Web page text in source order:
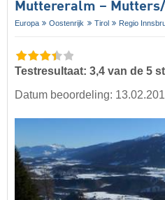
Muttereralm –
Europa Oostenrijk Tirol Regio
Testresultaat: 3,4 van de 5
Datum beoordeling: